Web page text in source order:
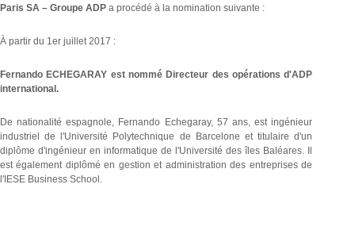
Paris SA – Groupe ADP a procédé à la nomination suivante :
À partir du 1er juillet 2017 :
Fernando ECHEGARAY est nommé Directeur des opérations d'ADP
international.
De nationalité espagnole, Fernando Echegaray, 57 ans, est ingénieur
industriel de l'Université Polytechnique de Barcelone et titulaire d'un
diplôme d'ingénieur en informatique de l'Université des îles Baléares. Il
est également diplômé en gestion et administration des entreprises de
l'IESE Business School.